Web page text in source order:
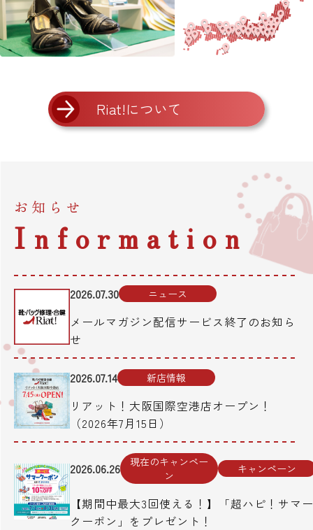
Riat!について
お知らせ
Information
2026.07.30 ニュース
メールマガジン配信サービス終了のお知ら
せ
2026.07.14 新店情報
リアット！大阪国際空港店オープン！
（2026年7月15日）
2026.06.26
現在のキャンペー
ン
キャンペーン
【期間中最大3回使える！】「超ハピ！サマー
クーポン」をプレゼント！